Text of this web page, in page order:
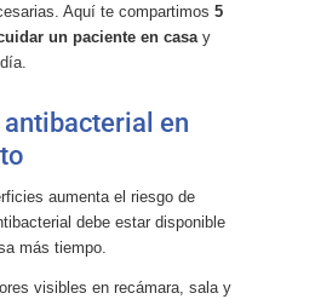
Aquí te compartimos 5
un paciente en casay
antibacterial en
aumenta el riesgo de
debe estar disponible
más tiempo.
visibles en recámara, sala y